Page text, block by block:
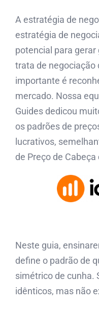
A estratégia de
estratégia de
potencial para gerar
trata de negociação
importante é
mercado. Nossa
Guides dedicou
os padrões de
lucrativos,
de Preço de Cabeça
Neste guia,
define o padrão de
simétrico de cunha.
idênticos, mas não